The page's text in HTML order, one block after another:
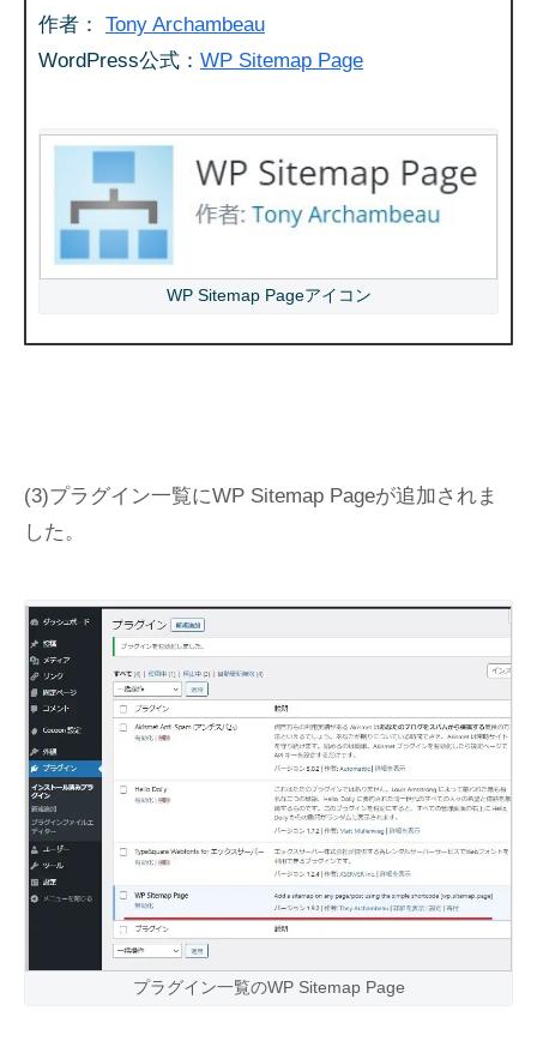
作者： Tony Archambeau
WordPress公式： WP Sitemap Page
WP Sitemap Pageアイコン
(3)プラグイン一覧にWP Sitemap Pageが追加されま
した。
プラグイン一覧のWP Sitemap Page